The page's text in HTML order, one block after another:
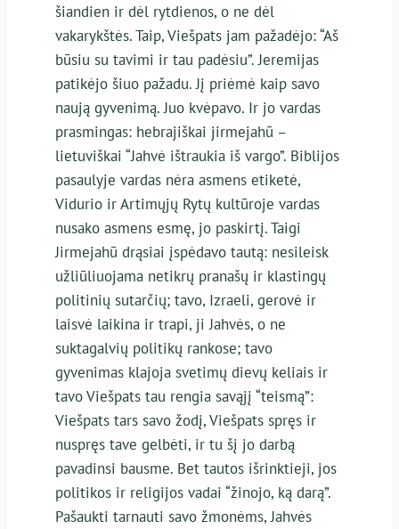
šiandien ir dėl rytdienos, o ne dėl
vakarykštės. Taip, Viešpats jam pažadėjo: “Aš
būsiu su tavimi ir tau padėsiu”. Jeremijas
patikėjo šiuo pažadu. Jį priėmė kaip savo
naują gyvenimą. Juo kvėpavo. Ir jo vardas
prasmingas: hebrajiškai jirmejahū –
lietuviškai “Jahvė ištraukia iš vargo”. Biblijos
pasaulyje vardas nėra asmens etiketė,
Vidurio ir Artimųjų Rytų kultūroje vardas
nusako asmens esmę, jo paskirtį. Taigi
Jirmejahū drąsiai įspėdavo tautą: nesileisk
užliūliuojama netikrų pranašų ir klastingų
politinių sutarčių; tavo, Izraeli, gerovė ir
laisvė laikina ir trapi, ji Jahvės, o ne
suktagalvių politikų rankose; tavo
gyvenimas klajoja svetimų dievų keliais ir
tavo Viešpats tau rengia savąjį “teismą”:
Viešpats tars savo žodį, Viešpats spręs ir
nuspręs tave gelbėti, ir tu šį jo darbą
pavadinsi bausme. Bet tautos išrinktieji, jos
politikos ir religijos vadai “žinojo, ką darą”.
Pašaukti tarnauti savo žmonėms, Jahvės